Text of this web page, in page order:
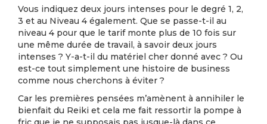
Vous indiquez deux jours intenses pour le degré 1, 2,
3 et au Niveau 4 également. Que se passe-t-il au
niveau 4 pour que le tarif monte plus de 10 fois sur
une même durée de travail, à savoir deux jours
intenses ? Y-a-t-il du matériel cher donné avec ? Ou
est-ce tout simplement une histoire de business
comme nous cherchons à éviter ?
Car les premières pensées m’amènent à annihiler le
bienfait du Reiki et cela me fait ressortir la pompe à